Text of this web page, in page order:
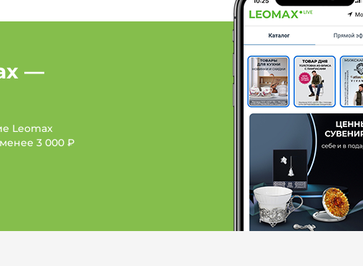
Женская одежда: Бренд Алтекс
—
Leomax
3 000 ₽